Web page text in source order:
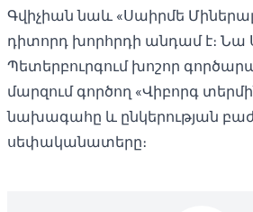
Գվիչիան նաև «Սաիրմե
դիտորդ խորհրդի անդամ է։
Պետերբուրգում խոշոր
մարզում գործող «Վիբորգ
նախագահը և ընկերության
սեփականատերը։